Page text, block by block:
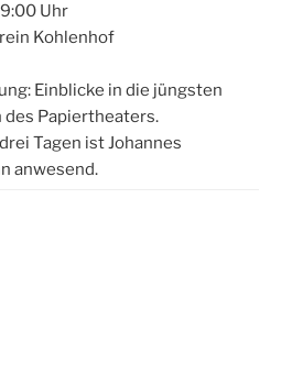
Uhr
Kohlenhof
Einblicke in die jüngsten
Papiertheaters.
Tagen ist Johannes
anwesend.